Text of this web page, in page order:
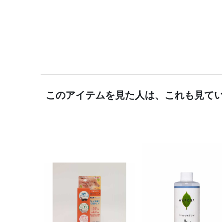
このアイテムを見た人は、これも見て